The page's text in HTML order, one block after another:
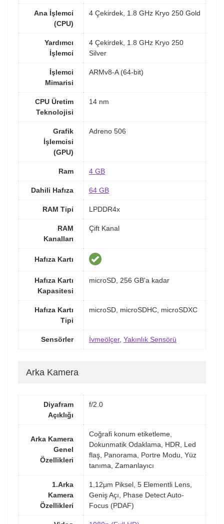
Ana İşlemci
(CPU)
4 Çekirdek, 1.8 GHz Kryo 250 Gold
Yardımcı
İşlemci
4 Çekirdek, 1.8 GHz Kryo 250
Silver
İşlemci
Mimarisi
ARMv8-A (64-bit)
CPU Üretim
Teknolojisi
14 nm
Grafik
İşlemcisi
(GPU)
Adreno 506
Ram 4 GB
Dahili Hafıza 64 GB
RAM Tipi LPDDR4x
RAM
Kanalları
Çift Kanal
Hafıza Kartı
Hafıza Kartı
Kapasitesi
microSD, 256 GB'a kadar
Hafıza Kartı
Tipi
microSD, microSDHC, microSDXC
Sensörler İvmeölçer, Yakınlık Sensörü
Arka Kamera
Diyafram
Açıklığı
f/2.0
Arka Kamera
Genel
Özellikleri
Coğrafi konum etiketleme,
Dokunmatik Odaklama, HDR, Led
flaş, Panorama, Portre Modu, Yüz
tanıma, Zamanlayıcı
1.Arka
Kamera
Özellikleri
1,12μm Piksel, 5 Elementli Lens,
Geniş Açı, Phase Detect Auto-
Focus (PDAF)